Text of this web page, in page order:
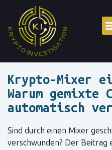
Krypto-Mixer
Warum
automatisch
Sind durch einen Mixer
verschwunden? Der